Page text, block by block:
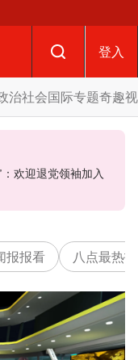
登入
治社会国际专题奇趣
报报看 八点最热报